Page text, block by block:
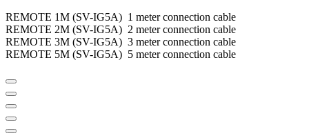
REMOTE 1M (SV-IG5A) 1 meter connection cable
REMOTE 2M (SV-IG5A) 2 meter connection cable
REMOTE 3M (SV-IG5A) 3 meter connection cable
REMOTE 5M (SV-IG5A) 5 meter connection cable